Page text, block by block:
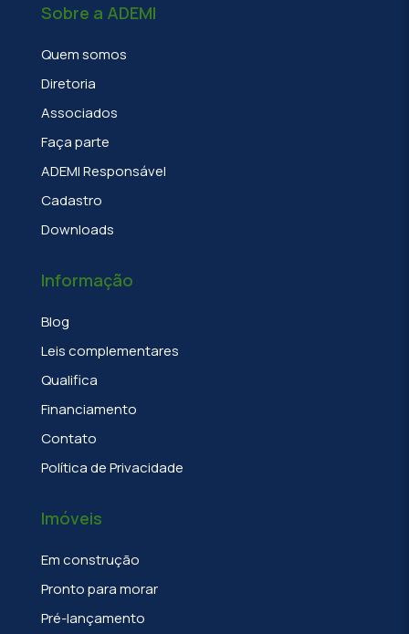
Sobre a ADEMI
Quem somos
Diretoria
Associados
Faça parte
ADEMI Responsável
Cadastro
Downloads
Informação
Blog
Leis complementares
Qualifica
Financiamento
Contato
Política de Privacidade
Imóveis
Em construção
Pronto para morar
Pré-lançamento